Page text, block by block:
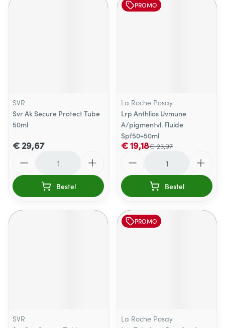
SVR
Svr Ak Secure Protect Tube
50ml
€ 29,67
Bestel
PROMO
La Roche Posay
Lrp Anthlios Uvmune
A/pigmentvl. Fluide
Spf50+50ml
€ 23,97
€ 19,18
Bestel
SVR
PROMO
La Roche Posay